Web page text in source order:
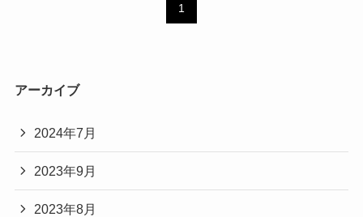
1
アーカイブ
2024年7月
2023年9月
2023年8月